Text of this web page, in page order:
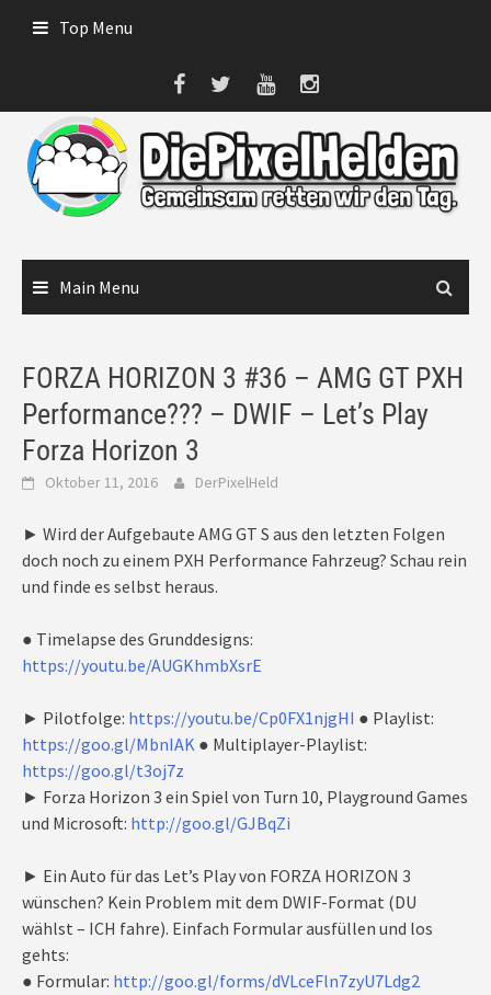
Top Menu
Main Menu
FORZA HORIZON 3 #36 – AMG GT PXH
Performance??? – DWIF – Let’s Play
Forza Horizon 3
Oktober 11, 2016 DerPixelHeld
► Wird der Aufgebaute AMG GT S aus den letzten Folgen
doch noch zu einem PXH Performance Fahrzeug? Schau rein
und finde es selbst heraus.
● Timelapse des Grunddesigns:
https://youtu.be/AUGKhmbXsrE
► Pilotfolge: https://youtu.be/Cp0FX1njgHI ● Playlist:
https://goo.gl/MbnIAK ● Multiplayer-Playlist:
https://goo.gl/t3oj7z
► Forza Horizon 3 ein Spiel von Turn 10, Playground Games
und Microsoft: http://goo.gl/GJBqZi
► Ein Auto für das Let’s Play von FORZA HORIZON 3
wünschen? Kein Problem mit dem DWIF-Format (DU
wählst – ICH fahre). Einfach Formular ausfüllen und los
gehts:
● Formular: http://goo.gl/forms/dVLceFln7zyU7Ldg2